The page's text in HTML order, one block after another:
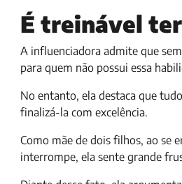
É treinável
A influenciadora admite que
para quem não possui essa
No entanto, ela destaca que
finalizá-la com excelência.
Como mãe de dois filhos, ao se
interrompe, ela sente grande